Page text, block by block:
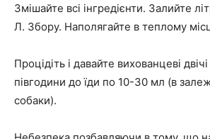
Змішайте всі інгредієнти. Залийте
Л. Збору. Наполягайте в теплому
Процідіть і давайте вихованцеві
півгодини до їди по 10-30 мл (в
собаки).